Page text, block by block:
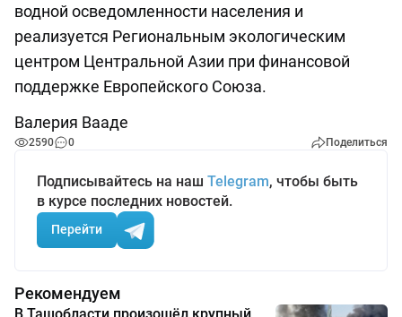
водной осведомленности населения и
реализуется Региональным экологическим
центром Центральной Азии при финансовой
поддержке Европейского Союза.
Валерия Вааде
2590 0 Поделиться
Подписывайтесь на наш Telegram, чтобы быть
в курсе последних новостей.
Перейти
Рекомендуем